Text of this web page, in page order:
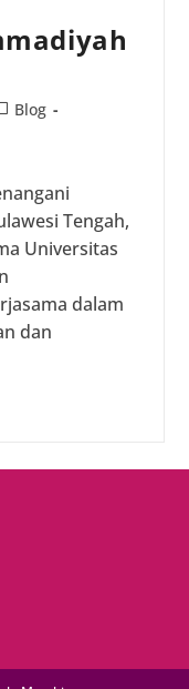
Blog
Tengah,
Universitas
dalam
dan